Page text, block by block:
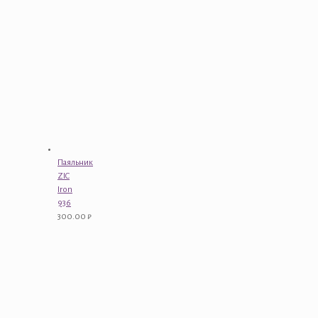
Паяльник
ZIC
Iron
936
300.00 ₽